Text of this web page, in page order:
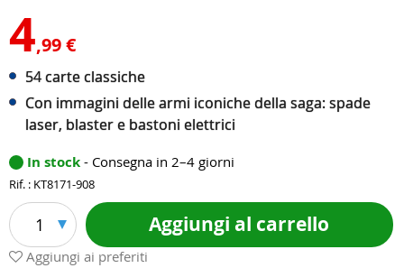
4,99 €
54 carte classiche
Con immagini delle armi iconiche della saga: spade
laser, blaster e bastoni elettrici
In stock - Consegna in 2–4 giorni
Rif. : KT8171-908
1 Aggiungi al carrello
Aggiungi ai preferiti